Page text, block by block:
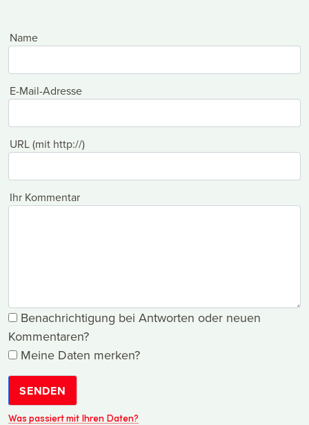
Name
E-Mail-Adresse
URL (mit http://)
Ihr Kommentar
Benachrichtigung bei Antworten oder neuen
Kommentaren?
Meine Daten merken?
SENDEN
Was passiert mit Ihren Daten?